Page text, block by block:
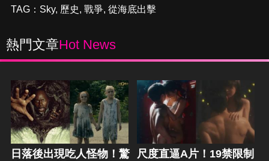
TAG： Sky, 歷史, 戰爭, 從海底出擊
熱門文章Hot News
日落後出現吃人怪物！驚
尺度直逼A片！19禁限制